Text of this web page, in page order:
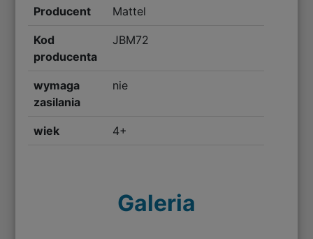
Producent Mattel
Kod
producenta
JBM72
wymaga
zasilania
nie
wiek 4+
Galeria